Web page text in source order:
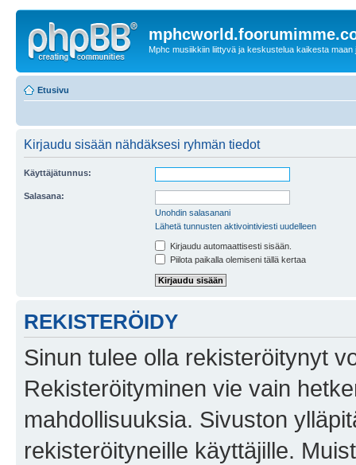
Mphc musiikkiin liittyvä ja keskustelua kaikesta maan
Etusivu
Kirjaudu sisään nähdäksesi ryhmän tiedot
Käyttäjätunnus:
Salasana:
Unohdin salasanani
Lähetä tunnusten aktivointiviesti uudelleen
Kirjaudu automaattisesti sisään.
Piilota paikalla olemiseni tällä kertaa
REKISTERÖIDY
Sinun tulee olla rekisteröitynyt
Rekisteröityminen vie vain
mahdollisuuksia. Sivuston
rekisteröityneille käyttäjille.